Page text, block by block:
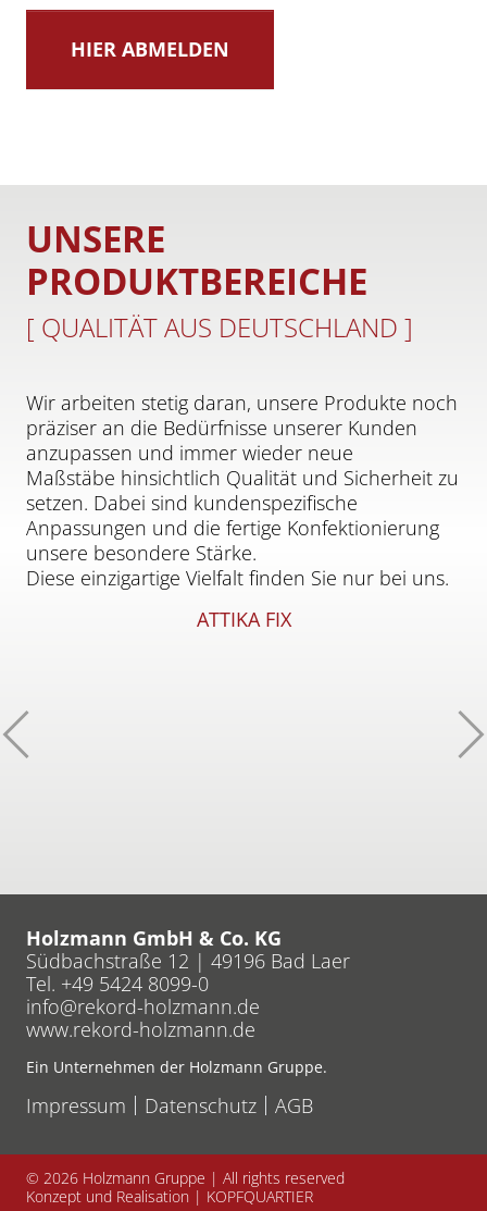
UNSERE
PRODUKTBEREICHE
[ QUALITÄT AUS DEUTSCHLAND ]
Wir arbeiten stetig daran, unsere Produkte noch
präziser an die Bedürfnisse unserer Kunden
anzupassen und immer wieder neue
Maßstäbe hinsichtlich Qualität und Sicherheit zu
setzen. Dabei sind kundenspezifische
Anpassungen und die fertige Konfektionierung
unsere besondere Stärke.
Diese einzigartige Vielfalt finden Sie nur bei uns.
ATTIKA FIX
Zurück
Holzmann GmbH & Co. KG
Südbachstraße 12 | 49196 Bad Laer
Tel. +49 5424 8099-0
info
rekord-holzmann de
www.rekord-holzmann.de
Ein Unternehmen der Holzmann Gruppe.
Impressum Datenschutz AGB
© 2026 Holzmann Gruppe | All rights reserved
Konzept und Realisation | KOPFQUARTIER